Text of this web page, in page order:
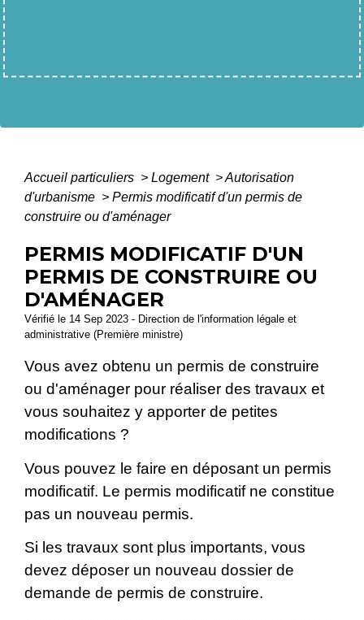
Accueil particuliers > Logement >Autorisation
d'urbanisme > Permis modificatif d'un permis de
construire ou d'aménager
PERMIS MODIFICATIF D'UN
PERMIS DE CONSTRUIRE OU
D'AMÉNAGER
Vérifié le 14 Sep 2023 - Direction de l'information légale et
administrative (Première ministre)
Vous avez obtenu un permis de construire
ou d'aménager pour réaliser des travaux et
vous souhaitez y apporter de petites
modifications ?
Vous pouvez le faire en déposant un permis
modificatif. Le permis modificatif ne constitue
pas un nouveau permis.
Si les travaux sont plus importants, vous
devez déposer un nouveau dossier de
demande de permis de construire.